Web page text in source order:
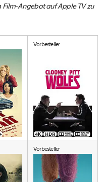
Angebot auf Apple TV zu
Vorbesteller
Vorbesteller